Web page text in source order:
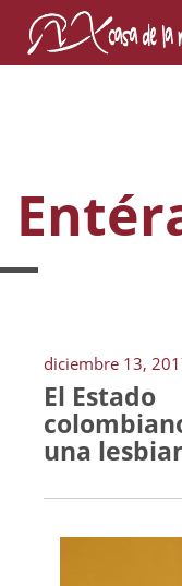
diciembre 13,
El Estado
una